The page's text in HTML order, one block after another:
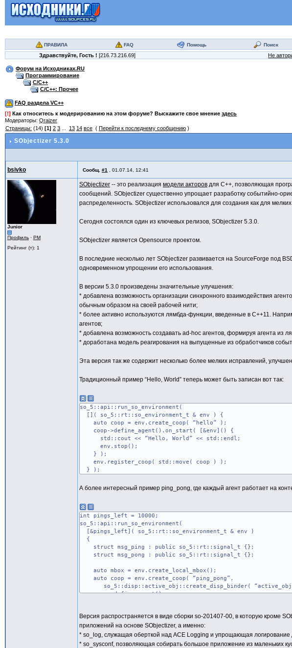
ПРАВИЛА FAQ Помощь Поиск
Здравствуйте, Гость ! [216.73.216.69] Не
Форум на Исходниках.RU
Программирование
C/C++
C/C++: Прочее
FAQ раздела VC++
[!] Как относитесь к модерированию на этом форуме? Выскажите свое мнение здесь
Модераторы: Qraizer
Страницы: (14) [1] 2 3 13 14 все ( Перейти к последнему сообщению )
SObjectizer 5.3.0
bsivko Сообщ. #1 01.07.14, 12:41
Junior
Профиль · PM
Рейтинг (т): 1
SObjectizer -- это реализация модели акторов для C++, позволяющая
сообщений. SObjectizer существенно упрощает разработку событийно-
распределенность. SObjectizer использовался для создания как для
Сегодня состоялся один из ключевых релизов, SObjectizer 5.3.0.
SObjectizer является Opensource проектом.
В последние несколько лет SObjectizer развивается на SourceForge под
одновременном упрощении его использования.
В версии 5.3.0 произведены значительные улучшения:
* добавлена возможность организации синхронного взаимодействия
обычным образом на своей рабочей нити;
* более активно используются лямбда-функции, введенные в C++11.
агентов;
* добавлена возможность создавать ad-hoc агентов, формируя агента из
* доработана модель реагирования на выпущенные из обработчиков
Эта версия так же содержит несколько более мелких исправлений,
Традиционный пример “Hello, World” теперь может быть записан вот так:
so_5::api::run_so_environment(
[]( so_5::rt::so_environment_t & env ) {
auto coop = env.create_coop( “hello” );
coop->define_agent().on_start( [&env]() {
std::cout << “Hello, World” << std::endl;
env.stop();
} );
env.register_coop( std::move( coop ) );
} );
А более интересный пример ping_pong, где каждый агент работает на
int pings_left = 10000;
so_5::api::run_so_environment(
[&pings_left]( so_5::rt::so_environment_t & env )
{
struct msg_ping : public so_5::rt::signal_t {};
struct msg_pong : public so_5::rt::signal_t {};
auto mbox = env.create_local_mbox();
auto coop = env.create_coop( “ping_pong”,
so_5::disp::active_obj::create_disp_binder(
coop->define_agent()
[&pings_left, &env, mbox]() {
if( --pings_left > 0 )
mbox->deliver_signal< msg_ping >();
else
Версия распространяется в виде сборки so-201407-00, в которую кроме
приложений на основе SObjectizer, а именно:
* so_log, служащая оберткой над ACE Logging и упрощающая логирование
* so_sysconf, позволяющая собирать большое приложение из маленьких